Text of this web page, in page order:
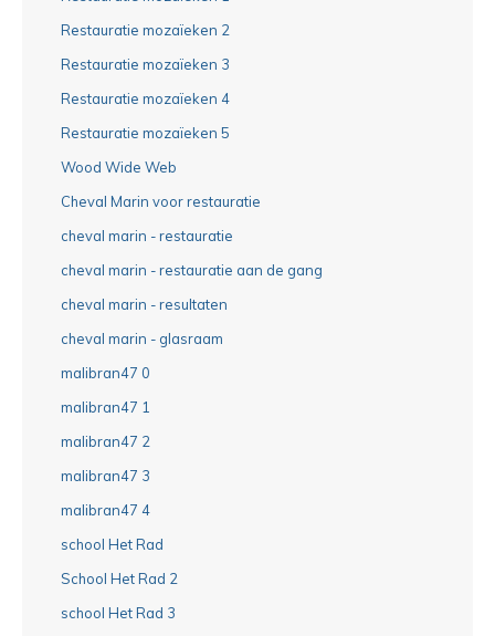
Restauratie mozaïeken 2
Restauratie mozaïeken 3
Restauratie mozaïeken 4
Restauratie mozaïeken 5
Wood Wide Web
Cheval Marin voor restauratie
cheval marin - restauratie
cheval marin - restauratie aan de gang
cheval marin - resultaten
cheval marin - glasraam
malibran47 0
malibran47 1
malibran47 2
malibran47 3
malibran47 4
school Het Rad
School Het Rad 2
school Het Rad 3